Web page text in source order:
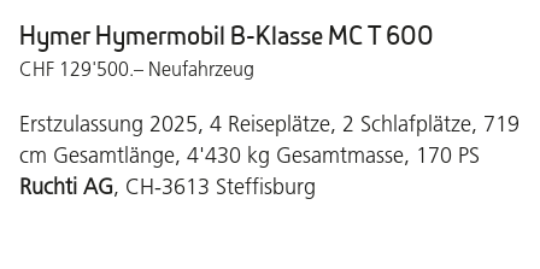
Hymer Hymermobil B-Klasse MC T 600
CHF 129'500.– Neufahrzeug
Erstzulassung 2025, 4 Reiseplätze, 2 Schlafplätze, 719
cm Gesamtlänge, 4'430 kg Gesamtmasse, 170 PS
Ruchti AG, CH-3613 Steffisburg